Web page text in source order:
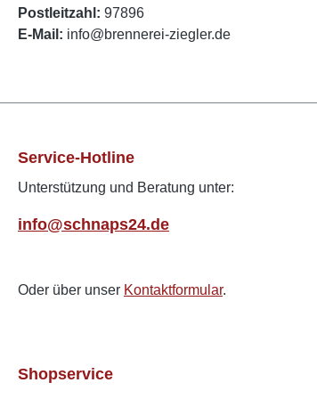
Postleitzahl: 97896
E-Mail: info@brennerei-ziegler.de
Service-Hotline
Unterstützung und Beratung unter:
info@schnaps24.de
Oder über unser Kontaktformular.
Shopservice